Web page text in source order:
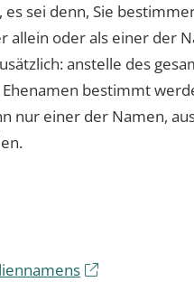
sei denn, Sie
oder als einer der
anstelle des
bestimmt
nur einer der Namen,